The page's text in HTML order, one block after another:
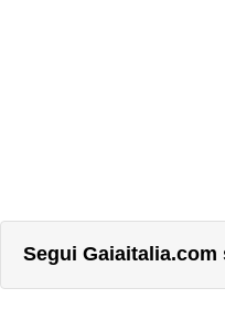
Segui Gaiaitalia.com